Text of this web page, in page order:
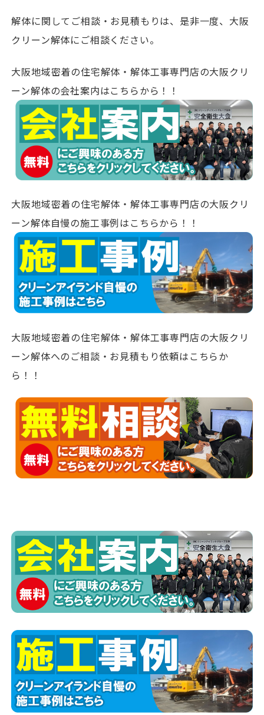
解体に関してご相談・お見積もりは、是非一度、大阪
クリーン解体にご相談ください。
大阪地域密着の住宅解体・解体工事専門店の大阪クリ
ーン解体の会社案内はこちらから！！
大阪地域密着の住宅解体・解体工事専門店の大阪クリ
ーン解体自慢の施工事例はこちらから！！
大阪地域密着の住宅解体・解体工事専門店の大阪クリ
ーン解体へのご相談・お見積もり依頼はこちらか
ら！！